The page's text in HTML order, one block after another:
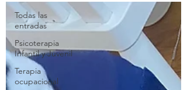
Todas las
entradas
Psicoterapia
Infantil y Juvenil
Terapia
ocupacional